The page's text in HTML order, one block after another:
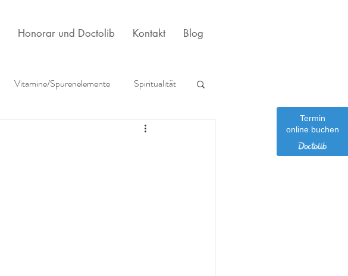
Termin
online buchen
Honorar und Doctolib Kontakt Blog
Vitamine/Spurenelemente Spiritualität